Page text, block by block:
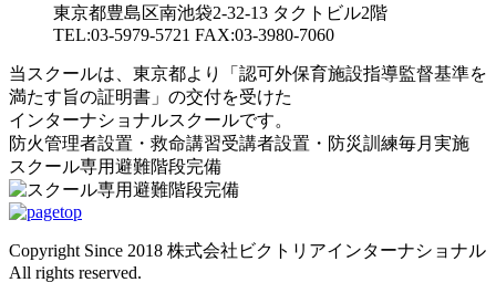
東京都豊島区南池袋2-32-13 タクトビル2階
TEL:03-5979-5721 FAX:03-3980-7060
当スクールは、東京都より「認可外保育施設指導監督基準を
満たす旨の証明書」の交付を受けた
インターナショナルスクールです。
防火管理者設置・救命講習受講者設置・防災訓練毎月実施
スクール専用避難階段完備
Copyright Since 2018 株式会社ビクトリアインターナショナル
All rights reserved.